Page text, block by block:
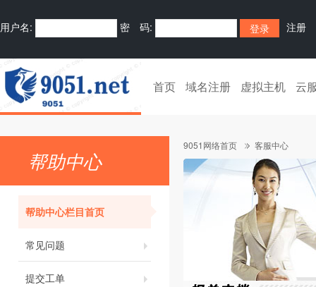
用户名: 密 码: 注册
首页 域名注册 虚拟主机 云
帮助中心
帮助中心栏目首页
常见问题
提交工单
9051网络首页 客服中心